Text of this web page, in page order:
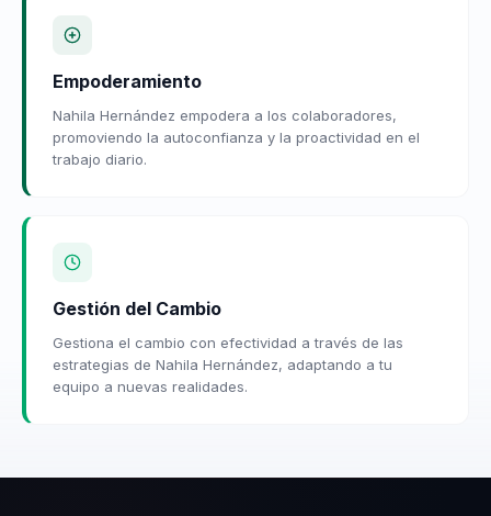
Empoderamiento
Nahila Hernández empodera a los colaboradores,
promoviendo la autoconfianza y la proactividad en el
trabajo diario.
Gestión del Cambio
Gestiona el cambio con efectividad a través de las
estrategias de Nahila Hernández, adaptando a tu
equipo a nuevas realidades.